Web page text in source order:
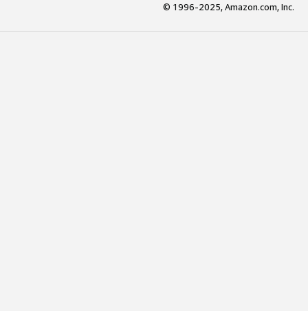
© 1996-2025, Amazon.com, Inc.